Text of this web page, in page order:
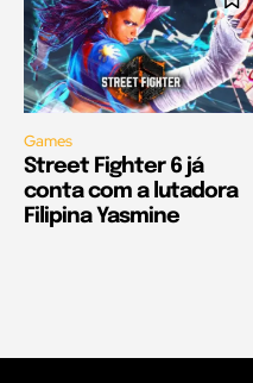
Games
Street Fighter 6 já
conta com a lutadora
Filipina Yasmine